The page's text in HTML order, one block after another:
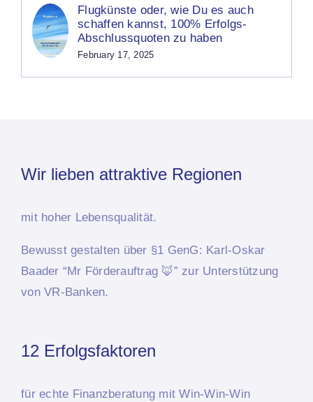
Flugkünste oder, wie Du es auch
schaffen kannst, 100% Erfolgs-
Abschlussquoten zu haben
February 17, 2025
Wir lieben attraktive Regionen
mit hoher Lebensqualität.
Bewusst gestalten über §1 GenG: Karl-Oskar
Baader “Mr Förderauftrag 🦊” zur Unterstützung
von VR-Banken.
12 Erfolgsfaktoren
für echte Finanzberatung mit Win-Win-Win